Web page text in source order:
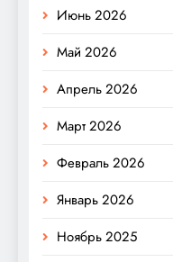
Июнь 2026
Май 2026
Апрель 2026
Март 2026
Февраль 2026
Январь 2026
Ноябрь 2025